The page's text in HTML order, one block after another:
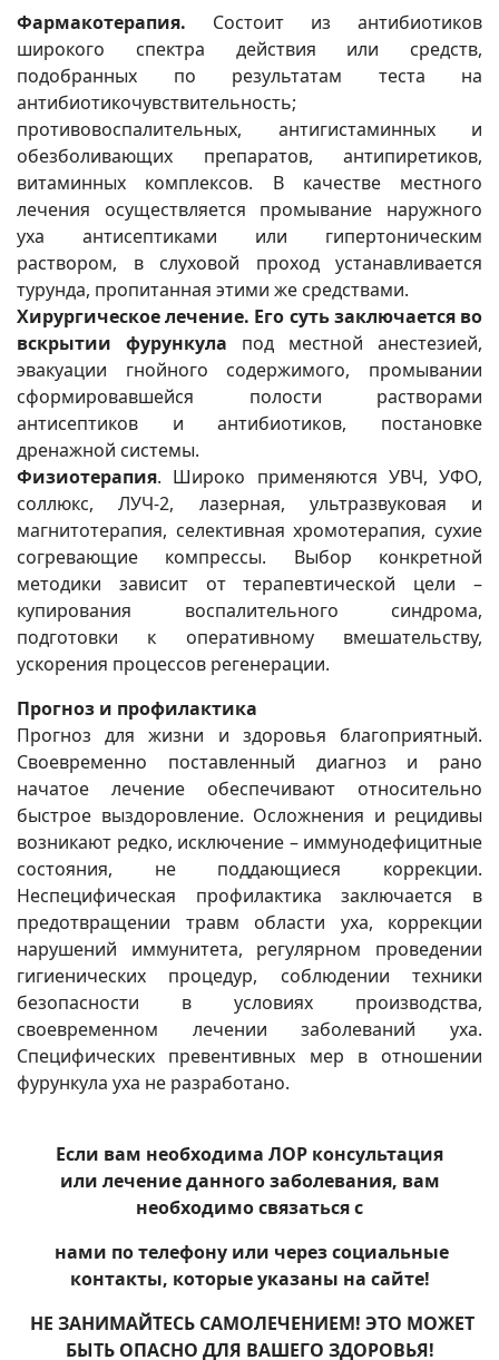
Фармакотерапия. Состоит из антибиотиков
широкого спектра действия или средств,
подобранных по результатам теста на
антибиотикочувствительность;
противовоспалительных, антигистаминных и
обезболивающих препаратов, антипиретиков,
витаминных комплексов. В качестве местного
лечения осуществляется промывание наружного
уха антисептиками или гипертоническим
раствором, в слуховой проход устанавливается
турунда, пропитанная этими же средствами.
Хирургическое лечение. Его суть заключается во
вскрытии фурункула под местной анестезией,
эвакуации гнойного содержимого, промывании
сформировавшейся полости растворами
антисептиков и антибиотиков, постановке
дренажной системы.
Физиотерапия. Широко применяются УВЧ, УФО,
соллюкс, ЛУЧ-2, лазерная, ультразвуковая и
магнитотерапия, селективная хромотерапия, сухие
согревающие компрессы. Выбор конкретной
методики зависит от терапевтической цели –
купирования воспалительного синдрома,
подготовки к оперативному вмешательству,
ускорения процессов регенерации.
Прогноз и профилактика
Прогноз для жизни и здоровья благоприятный.
Своевременно поставленный диагноз и рано
начатое лечение обеспечивают относительно
быстрое выздоровление. Осложнения и рецидивы
возникают редко, исключение – иммунодефицитные
состояния, не поддающиеся коррекции.
Неспецифическая профилактика заключается в
предотвращении травм области уха, коррекции
нарушений иммунитета, регулярном проведении
гигиенических процедур, соблюдении техники
безопасности в условиях производства,
своевременном лечении заболеваний уха.
Специфических превентивных мер в отношении
фурункула уха не разработано.
Если вам необходима ЛОР консультация
или лечение данного заболевания, вам
необходимо связатьсяс
нами по телефону или через социальные
контакты, которые указаны на сайте!
НЕ ЗАНИМАЙТЕСЬ САМОЛЕЧЕНИЕМ! ЭТО МОЖЕТ
БЫТЬ ОПАСНО ДЛЯ ВАШЕГО ЗДОРОВЬЯ!